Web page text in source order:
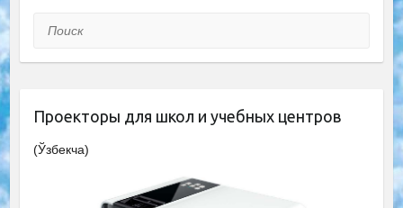
Поиск
Проекторы для школ и учебных центров
(Ўзбекча)